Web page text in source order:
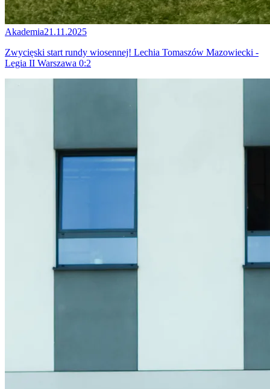
Akademia21.11.2025
Zwycięski start rundy wiosennej! Lechia Tomaszów Mazowiecki -
Legia II Warszawa 0:2